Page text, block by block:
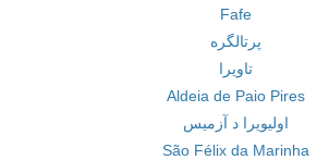
Fafe
پرتالگره
تاویرا
Aldeia de Paio Pires
اولیویرا د آزمیس
São Félix da Marinha